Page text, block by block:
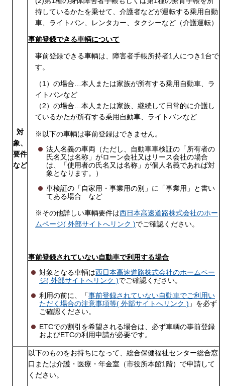
対
象、
要件
など
持しているかたを乗せて、介護者などが運転する乗用自動
車、ライトバン、レンタカー、タクシーなど（介護運転）
事前登録できる車輌について
事前登録できる車輌は、障害者手帳所持者1人につき1台で
す。
（1）の場合…本人または家族が所有する乗用自動車、ラ
イトバンなど
（2）の場合…本人または家族、継続して日常的に介護し
ているかたが所有する乗用自動車、ライトバンなど
※以下の車輌は事前登録はできません。
法人名義の車両（ただし、自動車車検証の「所有者の
氏名又は名称」がローン会社又はリース会社の場合
は、「使用者の氏名又は名称」が個人名義であれば対
象となります。）
車検証の「自家用・事業用の別」に「事業用」と書い
てある場合 など
※その他詳しい車輌要件は西日本高速道路株式会社のホー
ムページ( 外部サイトへリンク )でご確認ください。
事前登録されていない自動車で利用する場合
対象となる車輌は西日本高速道路株式会社のホームペー
ジ( 外部サイトへリンク )でご確認ください。
利用の前に、「事前登録されていない自動車でご利用い
ただく場合の注意事項等( 外部サイトへリンク ) 」を必ず
ご確認ください。
ETCでの割引を希望される場合は、必ず車輌の事前登録
およびETCの利用申請が必要です。
以下のものをお持ちになって、総合保健福祉センター総合窓
口または介護・医療・年金室（市役所本館1階）で申請して
ください。